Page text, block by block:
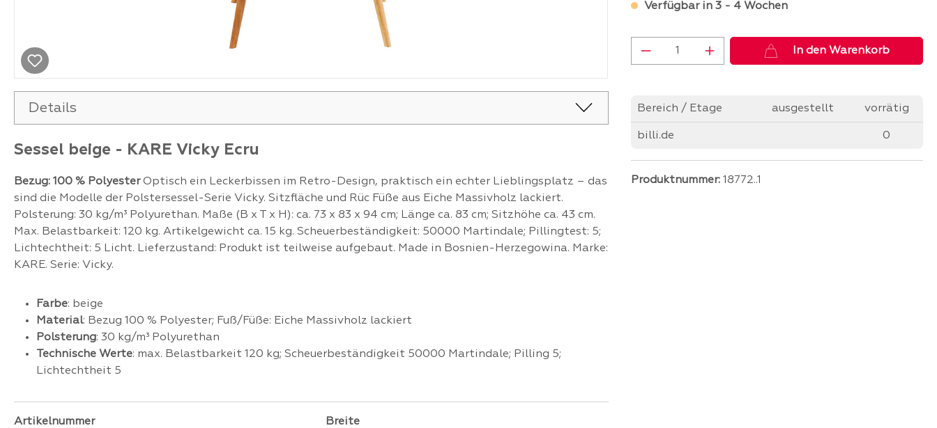
Verfügbar in 3 - 4 Wochen
Produkt Anzahl: Gib denIn den Warenkorb
Bereich / Etage ausgestellt vorrätig
billi.de 0
Produktnummer: 18772..1
Details
Sessel beige - KARE Vicky Ecru
Bezug: 100 % PolyesterOptisch ein Leckerbissen im Retro-Design, praktisch ein echter Lieblingsplatz – das
sind die Modelle der Polstersessel-Serie Vicky. Sitzfläche und Rüc Füße aus Eiche Massivholz lackiert.
Polsterung: 30 kg/m³ Polyurethan. Maße (B x T x H): ca. 73 x 83 x 94 cm; Länge ca. 83 cm; Sitzhöhe ca. 43 cm.
Max. Belastbarkeit: 120 kg. Artikelgewicht ca. 15 kg. Scheuerbeständigkeit: 50000 Martindale; Pillingtest: 5;
Lichtechtheit: 5 Licht. Lieferzustand: Produkt ist teilweise aufgebaut. Made in Bosnien-Herzegowina. Marke:
KARE. Serie: Vicky.
Farbe: beige
Material: Bezug 100 % Polyester; Fuß/Füße: Eiche Massivholz lackiert
Polsterung: 30 kg/m³ Polyurethan
Technische Werte: max. Belastbarkeit 120 kg; Scheuerbeständigkeit 50000 Martindale; Pilling 5;
Lichtechtheit 5
Artikelnummer
Breite